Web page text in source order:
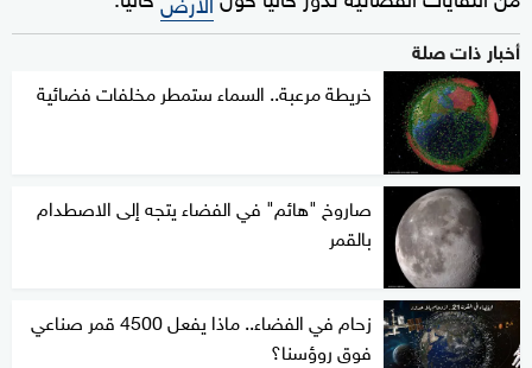
أخبار ذات صلة
خريطة مرعبة.. السماء ستمطر مخلفات فضائية
صاروخ "هائم" في الفضاء يتجه إلى الاصطدام
بالقمر
زحام في الفضاء.. ماذا يفعل 4500 قمر صناعي
فوق روؤسنا؟